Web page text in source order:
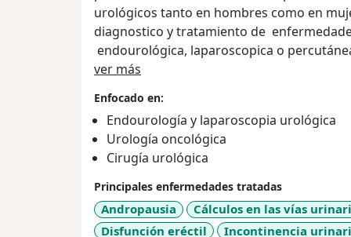
urológicos tanto en hombres como en
diagnostico y tratamiento de
endourológica, laparoscopica o
México, se realizara una historia clínica
exahustiva con el fin de llegar al
La atención médica que ofrezco es con
humanismo.
Vicente Guerrero 209, Torre 2 Sanatorio
ver más
Enfocado en:
Endourología y laparoscopia urológica
Urología oncológica
Cirugía urológica
Principales enfermedades tratadas
Andropausia Cálculos en las vías
Disfunción eréctil
Incontinencia